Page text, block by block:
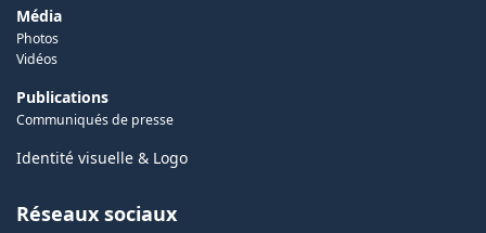
Média
Photos
Vidéos
Publications
Communiqués de presse
Identité visuelle & Logo
Réseaux sociaux